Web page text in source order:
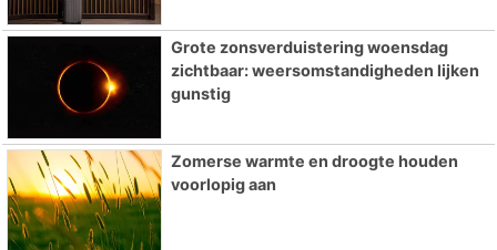
Grote zonsverduistering woensdag
zichtbaar: weersomstandigheden lijken
gunstig
Zomerse warmte en droogte houden
voorlopig aan